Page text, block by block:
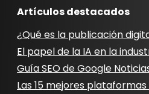
Artículos destacados
¿Qué es la publicación
El papel de la IA en la
Guía SEO de Google
Las 15 mejores